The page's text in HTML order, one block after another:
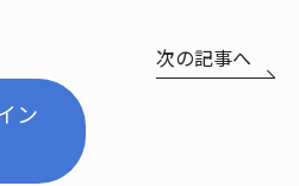
ン
次の記事へ